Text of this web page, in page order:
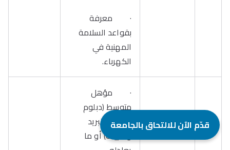
· معرفة
بقواعد السلامة
المهنية في
الكهرباء.
· مؤهل
متوسط (دبلوم
صنايع – تبريد
وتكييف) أو ما
قدّم الآن للالتحاق بالجامعة